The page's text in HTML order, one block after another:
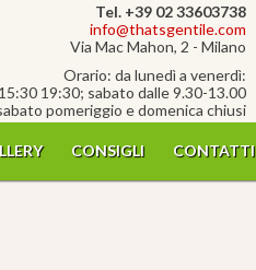
Tel. +39 02 33603738
info@thatsgentile.com
Via Mac Mahon, 2 - Milano
Orario: da lunedì a venerdì:
19:30; sabato dalle 9.30-13.00
pomeriggio e domenica chiusi
CONSIGLI CONTATTI